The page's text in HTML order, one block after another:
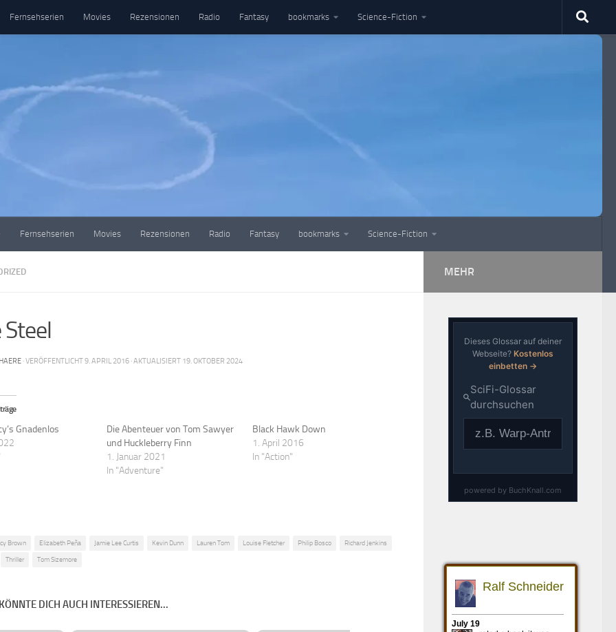
Fernsehserien Movies Rezensionen Radio Fantasy bookmarks Science-Fiction
Fernsehserien Movies Rezensionen Radio Fantasy bookmarks Science-Fiction
Steel
· VERÖFFENTLICHT9. APRIL 2016 · AKTUALISIERT 19. OKTOBER 2024
Gnadenlos
Die Abenteuer von Tom Sawyer
und Huckleberry Finn
1. Januar 2021
In "Adventure"
Black Hawk Down
1. April 2016
In "Action"
Brown Elizabeth Peña Jamie Lee Curtis Kevin Dunn Lauren Tom Louise Fletcher Philip Bosco Richard Jenkins
Thriller Tom Sizemore
DICH AUCH INTERESSIEREN...
MEHR